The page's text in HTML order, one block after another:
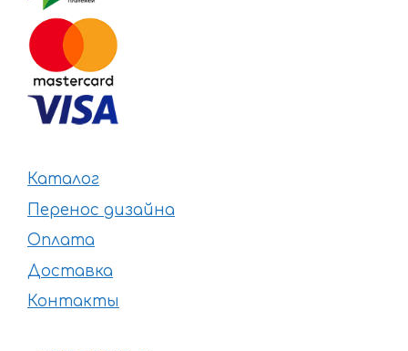
Каталог
Перенос дизайна
Оплата
Доставка
Контакты